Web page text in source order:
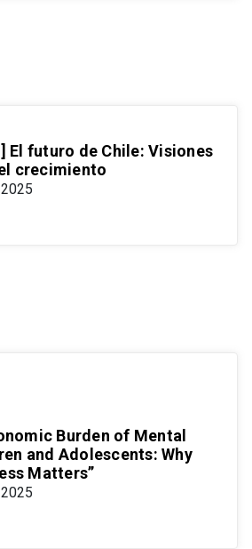
El futuro de Chile: Visiones
crecimiento
Burden of Mental
and Adolescents: Why
Matters”